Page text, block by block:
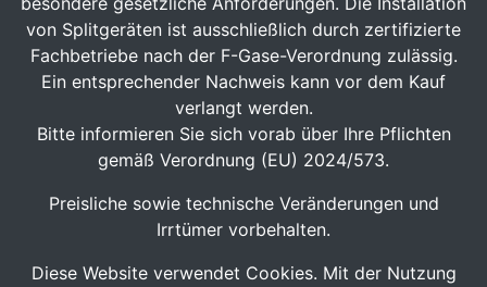
von Splitgeräten ist ausschließlich durch zertifizierte
Fachbetriebe nach der F-Gase-Verordnung zulässig.
Ein entsprechender Nachweis kann vor dem Kauf
verlangt werden.
Bitte informieren Sie sich vorab über Ihre Pflichten
gemäß Verordnung (EU) 2024/573.
Preisliche sowie technische Veränderungen und
Irrtümer vorbehalten.
Diese Website verwendet Cookies. Mit der Nutzung